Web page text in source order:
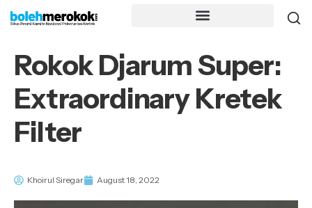
Rokok Djarum Super:
Extraordinary Kretek
Filter
Khoirul Siregar August 18, 2022